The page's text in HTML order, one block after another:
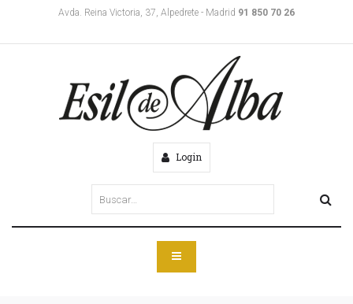
Avda. Reina Victoria, 37, Alpedrete - Madrid 91 850 70 26
Login